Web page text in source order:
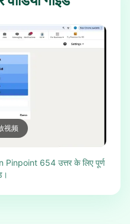
视频
654 उत्तर के लिए पूर्ण